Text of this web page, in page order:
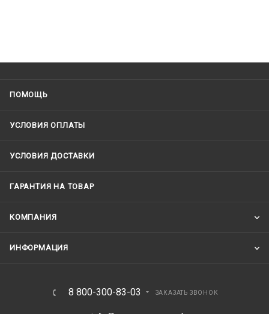
ПОМОЩЬ
УСЛОВИЯ ОПЛАТЫ
УСЛОВИЯ ДОСТАВКИ
ГАРАНТИЯ НА ТОВАР
КОМПАНИЯ
ИНФОРМАЦИЯ
8 800-300-83-03 ЗАКАЗАТЬ ЗВОНОК